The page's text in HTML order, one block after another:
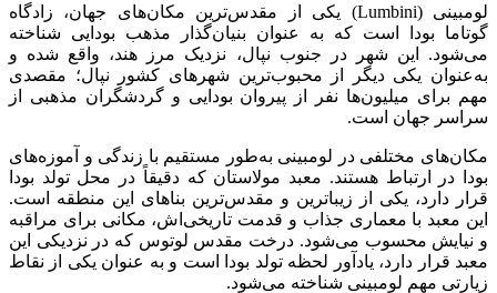
لومبینی (‏Lumbini) یکی از مقدس‌ترین مکان‌های جهان، زادگاه
گوتاما بودا است که به عنوان بنیان‌گذار مذهب بودایی شناخته
می‌شود. این شهر در جنوب نپال، نزدیک مرز هند، واقع شده و
به‌عنوان یکی دیگر از محبوب‌ترین شهرهای کشور نپال؛ مقصدی
مهم برای میلیون‌ها نفر از پیروان بودایی و گردشگران مذهبی از
سراسر جهان است.
مکان‌های مختلفی در لومبینی به‌طور مستقیم با زندگی و آموزه‌های
بودا در ارتباط هستند. معبد مولاستان که دقیقاً در محل تولد بودا
قرار دارد، یکی از زیباترین و مقدس‌ترین بناهای این منطقه است.
این معبد با معماری جذاب و قدمت تاریخی‌اش، مکانی برای مراقبه
و نیایش محسوب می‌شود. درخت مقدس لوتوس که در نزدیکی این
معبد قرار دارد، یادآور لحظه تولد بودا است و به عنوان یکی از نقاط
زیارتی مهم لومبینی شناخته می‌شود.